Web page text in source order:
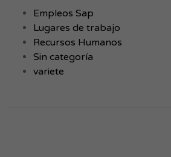
Empleos Sap
Lugares de trabajo
Recursos Humanos
Sin categoría
variete